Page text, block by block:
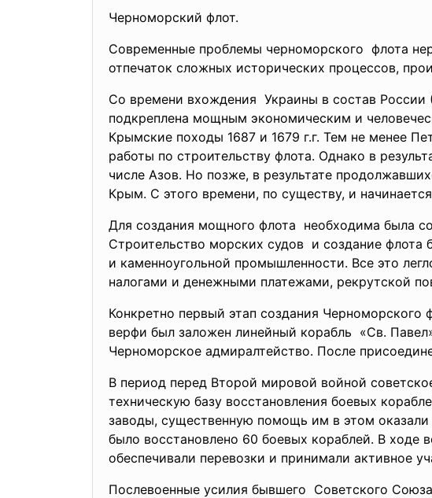
Черноморский флот.
Современные проблемы черноморского флота
отпечаток сложных исторических процессов,
Со времени вхождения Украины в состав
подкреплена мощным экономическим и
Крымские походы 1687 и 1679 г.г. Тем не менее
работы по строительству флота. Однако в
числе Азов. Но позже, в результате
Крым. С этого времени, по существу, и
Для создания мощного флота необходима была
Строительство морских судов и создание
и каменноугольной промышленности. Все это
налогами и денежными платежами, рекрутской
Конкретно первый этап создания
верфи был заложен линейный корабль «Св.
Черноморское адмиралтейство. После
В период перед Второй мировой войной
техническую базу восстановления боевых
заводы, существенную помощь им в этом оказали
было восстановлено 60 боевых кораблей. В ходе
обеспечивали перевозки и принимали активное
Послевоенные усилия бывшего Советского